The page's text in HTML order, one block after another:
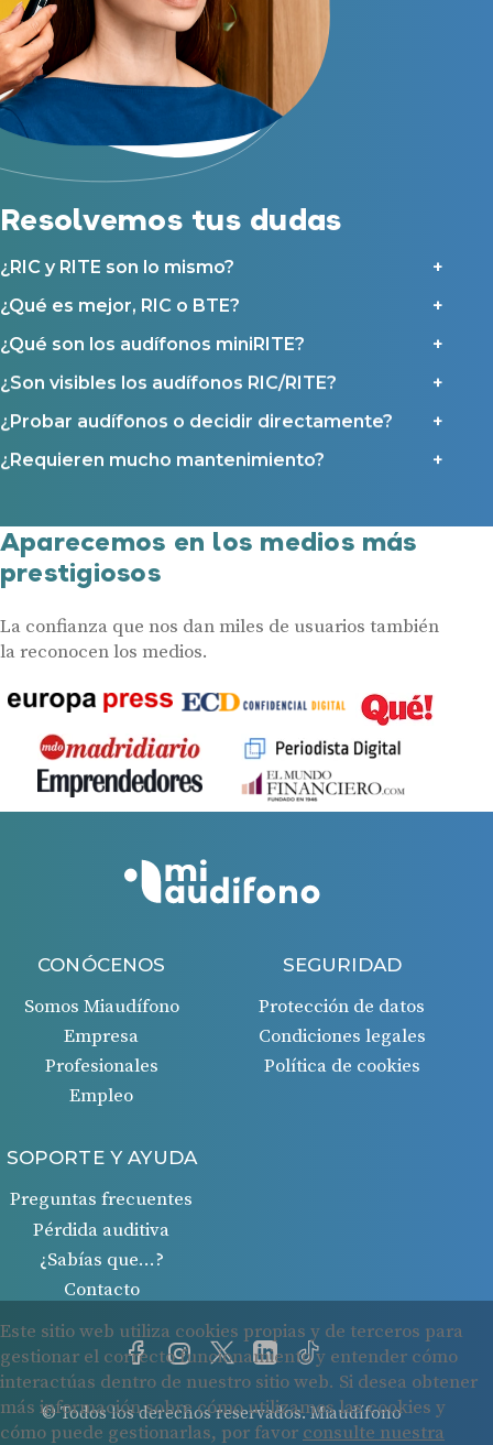
Resolvemos tus dudas
¿RIC y RITE son lo mismo?
¿Qué es mejor, RIC o BTE?
¿Qué son los audífonos miniRITE?
​​¿Son visibles los audífonos RIC/RITE?
¿Probar audífonos o decidir directamente?
¿Requieren mucho mantenimiento?
Aparecemos en los medios más
prestigiosos
La confianza que nos dan miles de usuarios también
la reconocen los medios.
© Todos los derechos reservados. Miaudífono
CONÓCENOS
Somos Miaudífono
Empresa
Profesionales
Empleo
SEGURIDAD
Protección de datos
Condiciones legales
Política de cookies
SOPORTE Y AYUDA
Preguntas frecuentes
Pérdida auditiva
¿Sabías que…?
Contacto